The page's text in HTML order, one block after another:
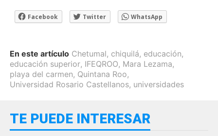
Facebook Twitter WhatsApp
En este artículo Chetumal, chiquilá, educación,
educación superior, IFEQROO, Mara Lezama,
playa del carmen, Quintana Roo,
Universidad Rosario Castellanos, universidades
TE PUEDE INTERESAR